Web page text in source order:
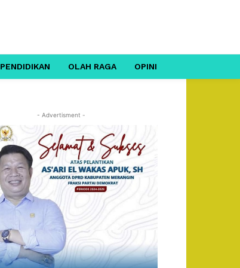
PENDIDIKAN OLAH RAGA OPINI
- Advertisment -